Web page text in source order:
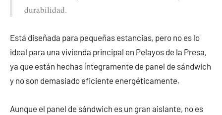
durabilidad.
Está diseñada para pequeñas estancias, pero no es lo
ideal para una vivienda principal en Pelayos de la Presa,
ya que están hechas íntegramente de panel de sándwich
y no son demasiado eficiente energéticamente.
Aunque el panel de sándwich es un gran aislante, no es